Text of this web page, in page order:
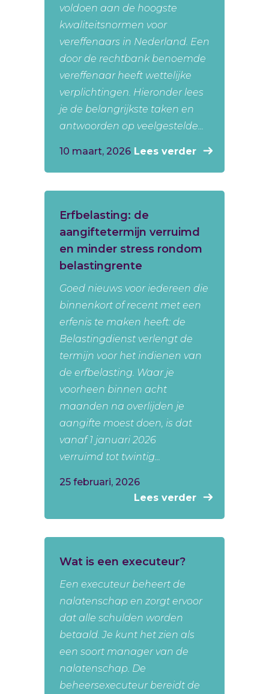
voldoen aan de hoogste
kwaliteitsnormen voor
vereffenaars in Nederland. Een
door de rechtbank benoemde
vereffenaar heeft wettelijke
verplichtingen. Hieronder lees
je de belangrijkste taken en
antwoorden op veelgestelde...
10 maart, 2026 Lees verder
Erfbelasting: de
aangiftetermijn verruimd
en minder stress rondom
belastingrente
Goed nieuws voor iedereen die
binnenkort of recent met een
erfenis te maken heeft: de
Belastingdienst verlengt de
termijn voor het indienen van
de erfbelasting. Waar je
voorheen binnen acht
maanden na overlijden je
aangifte moest doen, is dat
vanaf 1 januari 2026
verruimd tot twintig...
25 februari, 2026
Lees verder
Wat is een executeur?
Een executeur beheert de
nalatenschap en zorgt ervoor
dat alle schulden worden
betaald. Je kunt het zien als
een soort manager van de
nalatenschap. De
beheersexecuteur bereidt de